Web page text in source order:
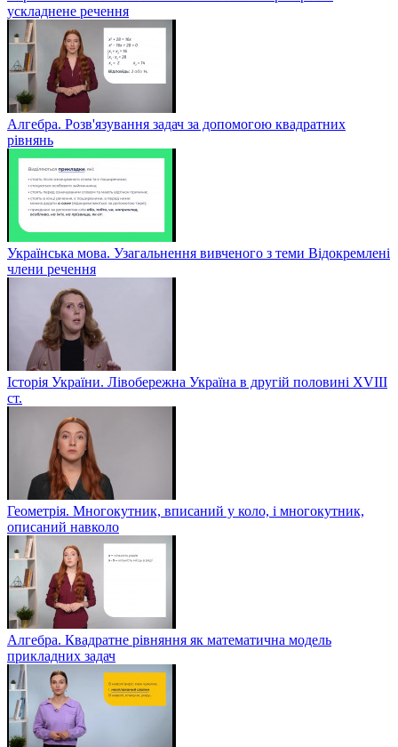
ускладнене речення
Алгебра. Розв'язування задач за допомогою квадратних
рівнянь
Українська мова. Узагальнення вивченого з теми Відокремлені
члени речення
Історія України. Лівобережна Україна в другій половині ХVIIІ
ст.
Геометрія. Многокутник, вписаний у коло, і многокутник,
описаний навколо
Алгебра. Квадратне рівняння як математична модель
прикладних задач